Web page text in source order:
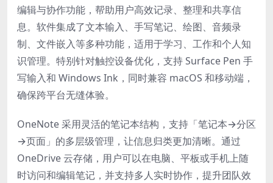
编辑与协作功能，帮助用户高效记录、整理和共享信
息。软件集成了文本输入、手写笔记、绘图、音频录
制、文件嵌入等多种功能，适用于学习、工作和个人知
识管理。特别针对触控设备优化，支持 Surface Pen 手
写输入和 Windows Ink，同时兼容 macOS 和移动端，
确保跨平台无缝体验。
OneNote 采用灵活的笔记本结构，支持「笔记本→分区
→页面」的多层级管理，让信息归类更加清晰。通过
OneDrive 云存储，用户可以在电脑、平板或手机上随
时访问和编辑笔记，并支持多人实时协作，提升团队效